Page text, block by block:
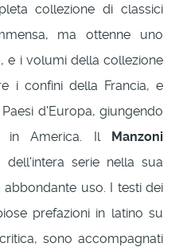
collezione di classici
ma ottenne uno
e i volumi della collezione
i confini della Francia, e
d'Europa, giungendo
in America. Il Manzoni
serie nella sua
uso. I testi dei
prefazioni in latino su
sono accompagnati